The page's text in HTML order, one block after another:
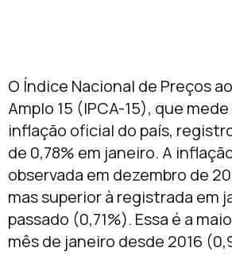
O Índice Nacional de Preços
Amplo 15 (IPCA-15), que
inflação oficial do país,
de 0,78% em janeiro. A
observada em dezembro de
mas superior à registrada em
passado (0,71%). Essa é a
mês de janeiro desde 2016